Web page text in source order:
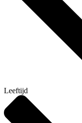
Leeftijd